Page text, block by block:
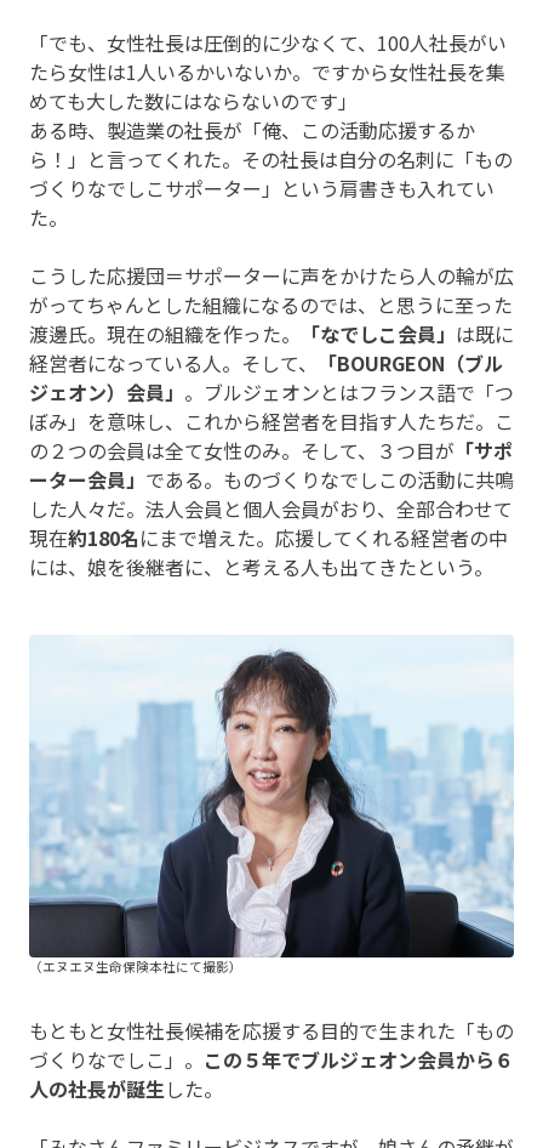
「でも、女性社長は圧倒的に少なくて、100人社長がい
たら女性は1人いるかいないか。ですから女性社長を集
めても大した数にはならないのです」
ある時、製造業の社長が「俺、この活動応援するか
ら！」と言ってくれた。その社長は自分の名刺に「もの
づくりなでしこサポーター」という肩書きも入れてい
た。
こうした応援団＝サポーターに声をかけたら人の輪が広
がってちゃんとした組織になるのでは、と思うに至った
渡邊氏。現在の組織を作った。
「なでしこ会員」 は既に
経営者になっている人。そして、
「BOURGEON（ブル
ジェオン）会員」 。ブルジェオンとはフランス語で「つ
ぼみ」を意味し、これから経営者を目指す人たちだ。こ
の２つの会員は全て女性のみ。そして、３つ目が 「サポ
ーター会員」 である。ものづくりなでしこの活動に共鳴
した人々だ。法人会員と個人会員がおり、全部合わせて
現在約180名にまで増えた。応援してくれる経営者の中
には、娘を後継者に、と考える人も出てきたという。
（エヌエヌ生命保険本社にて撮影）
もともと女性社長候補を応援する目的で生まれた「もの
づくりなでしこ」。 この５年でブルジェオン会員から６
人の社長が誕生した。